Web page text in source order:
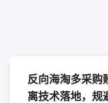
反向海淘多采购
离技术落地，规